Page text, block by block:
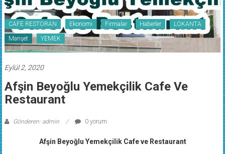
CAFE RESTORAN Ekonomi Firmalar Haberler LOKANTA
Manşet YEMEK
Eylül 2, 2020
Afşin Beyoğlu Yemekçilik Cafe Ve
Restaurant
Gönderen: admin 0 yorum
Afşin Beyoğlu Yemekçilik Cafe ve Restaurant